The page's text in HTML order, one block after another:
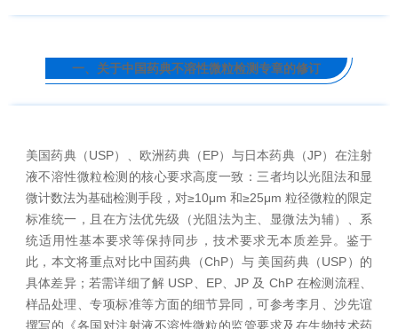
一、关于中国药典不溶性微粒检测专章的修订
美国药典（USP）、欧洲药典（EP）与日本药典（JP）在注射
液不溶性微粒检测的核心要求高度一致：三者均以光阻法和显
微计数法为基础检测手段，对≥10μm 和≥25μm 粒径微粒的限定
标准统一，且在方法优先级（光阻法为主、显微法为辅）、系
统适用性基本要求等保持同步，技术要求无本质差异。鉴于
此，本文将重点对比中国药典（ChP）与 美国药典（USP）的
具体差异；若需详细了解 USP、EP、JP 及 ChP 在检测流程、
样品处理、专项标准等方面的细节异同，可参考李月、沙先谊
撰写的《各国对注射液不溶性微粒的监管要求及在生物技术药